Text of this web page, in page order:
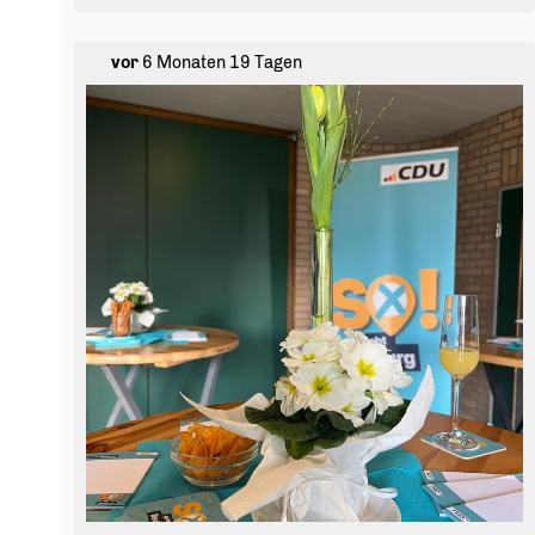
Ihre CDU Bedburg
cdubedburg#froheostern#ostern #
zuversicht#gemeinsamfürbedburg
üsse
vor6 Monaten 19 Tagen